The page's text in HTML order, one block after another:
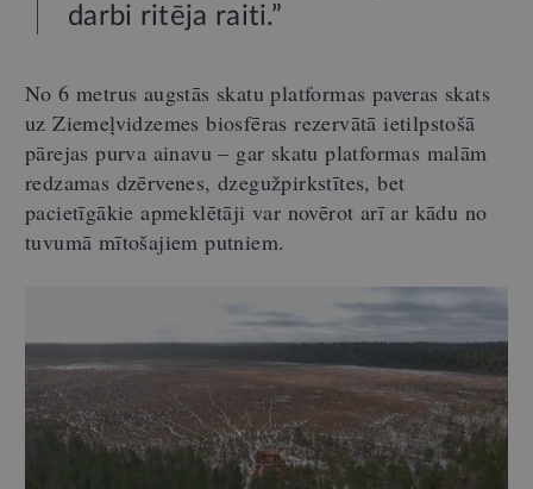
darbi ritēja raiti.”
No 6 metrus augstās skatu platformas paveras skats
uz Ziemeļvidzemes biosfēras rezervātā ietilpstošā
pārejas purva ainavu – gar skatu platformas malām
redzamas dzērvenes, dzegužpirkstītes, bet
pacietīgākie apmeklētāji var novērot arī ar kādu no
tuvumā mītošajiem putniem.